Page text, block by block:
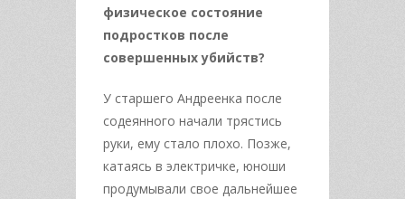
физическое состояние
подростков после
совершенных убийств?
У старшего Андреенка после
содеянного начали трястись
руки, ему стало плохо. Позже,
катаясь в электричке, юноши
продумывали свое дальнейшее